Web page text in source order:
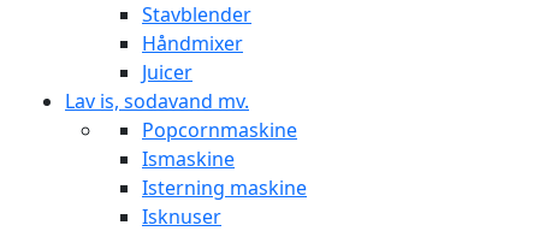
Stavblender
Håndmixer
Juicer
Lav is, sodavand mv.
Popcornmaskine
Ismaskine
Isterning maskine
Isknuser